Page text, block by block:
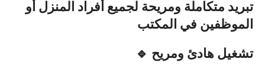
تبريد متكاملة ومريحة لجميع أفراد المنزل أو
الموظفين في المكتب
🔹 تشغيل هادئ ومريح